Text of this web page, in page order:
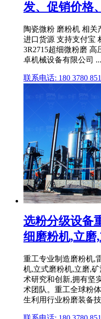
发、促销价格
陶瓷微粉 磨粉机 相
进口货源 支持支付宝
3R2715超细微粉磨
卓机械设备有限公司 ...
联系电话: 180 3780
选粉分级设备
细磨粉机,立磨
重工专业制造磨粉机,
机,立式磨粉机,立磨,
术研究和创新,拥有坚
术团队。重工全球粉
生利用行业粉磨装备